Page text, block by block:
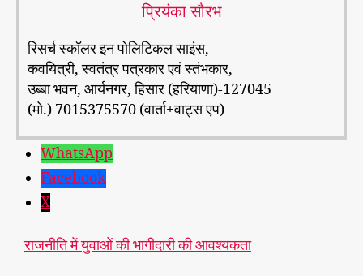
प्रियंका सौरभ
रिसर्च स्कॉलर इन पोलिटिकल साइंस,
कवयित्री, स्वतंत्र पत्रकार एवं स्तंभकार,
उब्बा भवन, आर्यनगर, हिसार (हरियाणा)-127045
(मो.) 7015375570 (वार्ता+वाट्स एप)
WhatsApp
Facebook
X
राजनीति में युवाओं की भागीदारी की आवश्यकता